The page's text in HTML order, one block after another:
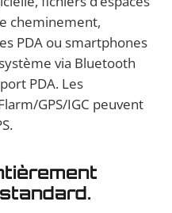
cheminement,
PDA ou smartphones
via Bluetooth
PDA. Les
GPS/IGC peuvent